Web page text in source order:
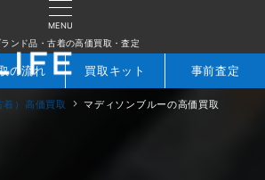
MENU
ランド品・古着の高価買取・査定
の流れ 買取キット 事前査定
着）高価買取 マディソンブルーの高価買取